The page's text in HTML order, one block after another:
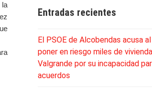
la
Entradas recientes
El PSOE de Alcobendas acusa
poner en riesgo miles de
Valgrande por su incapacidad
acuerdos